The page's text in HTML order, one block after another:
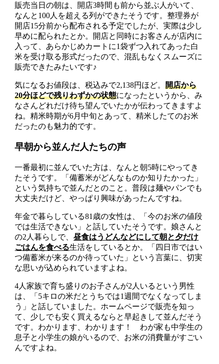
販売当日の朝は、開店3時間も前から並ぶ人がいて、
なんと100人を超える列ができたそうです。整理券が
開店15分前から配布される予定でしたが、実際は少し
早めに配られたとか。開店と同時にお客さんが店内に
入って、あらかじめカートに1袋ずつ入れてあった白
米を受け取る形式だったので、混乱もなくスムーズに
販売できたみたいです♪
気になるお値段は、税込みで2,138円ほど。開店から
20分ほどで残りわずかの状態になったというから、み
なさんどれだけ待ち望んでいたかが伝わってきますよ
ね。精米時期が6月中旬とあって、精米したてのお米
だったのも魅力的です。
早朝から並んだ人たちの声
一番最初に並んでいた方は、なんと朝5時にやってき
たそうです。「備蓄米がどんなものか知りたかった」
という気持ちで並んだとのこと。普段は麺やパンでも
大丈夫だけど、やっぱり興味があったんですね。
年金で暮らしている81歳の女性は、「今のお米の値段
では生活できない」と話していたそうです。娘さんと
の2人暮らしで、昼食はうどんなどにして朝と夕だけ
ごはんを食べる生活をしているとか。「四日市ではい
つ備蓄米が来るのか待っていた」という言葉に、切実
な思いが込められていますよね。
4人家族で育ち盛りのお子さんが2人いるという男性
は、「5キロの米だとうちでは1週間でなくなってしま
う」と話していました。ホームページで販売を知っ
て、少しでも安く買えるならと早起きして並んだそう
です。わかります、わかります！ わが家も中学生の
息子と小学生の娘がいるので、お米の消費量がすごい
んですよね。